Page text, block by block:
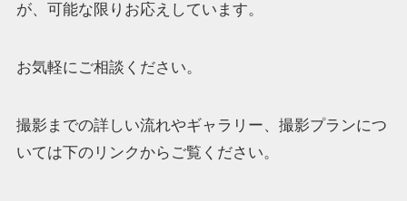
が、可能な限りお応えしています。
お気軽にご相談ください。
撮影までの詳しい流れやギャラリー、撮影プランにつ
いては下のリンクからご覧ください。